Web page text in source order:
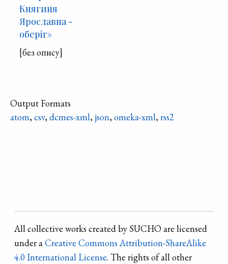
Княгиня
Ярославна -
оберіг»
[без опису]
Output Formats
atom, csv, dcmes-xml, json, omeka-xml, rss2
All collective works created by SUCHO are licensed
under aCreative Commons Attribution-ShareAlike
4.0 International License. The rights of all other